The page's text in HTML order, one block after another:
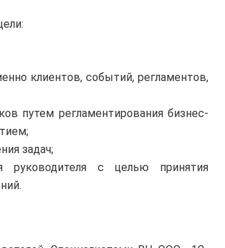
клиентов, событий, регламентов,
путем регламентирования бизнес-
задач;
руководителя с целью принятия